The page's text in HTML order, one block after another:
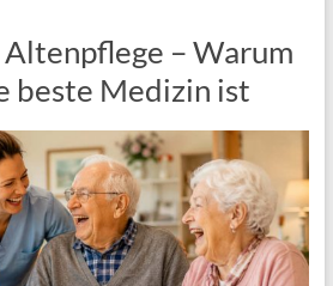
– Warum
beste Medizin ist